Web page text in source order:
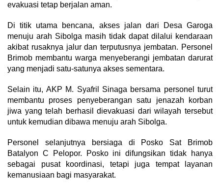
evakuasi tetap berjalan aman.
Di titik utama bencana, akses jalan dari Desa Garoga
menuju arah Sibolga masih tidak dapat dilalui kendaraan
akibat rusaknya jalur dan terputusnya jembatan. Personel
Brimob membantu warga menyeberangi jembatan darurat
yang menjadi satu-satunya akses sementara.
Selain itu, AKP M. Syafril Sinaga bersama personel turut
membantu proses penyeberangan satu jenazah korban
jiwa yang telah berhasil dievakuasi dari wilayah tersebut
untuk kemudian dibawa menuju arah Sibolga.
Personel selanjutnya bersiaga di Posko Sat Brimob
Batalyon C Pelopor. Posko ini difungsikan tidak hanya
sebagai pusat koordinasi, tetapi juga tempat layanan
kemanusiaan bagi masyarakat.